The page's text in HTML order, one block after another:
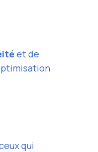
et de
qui